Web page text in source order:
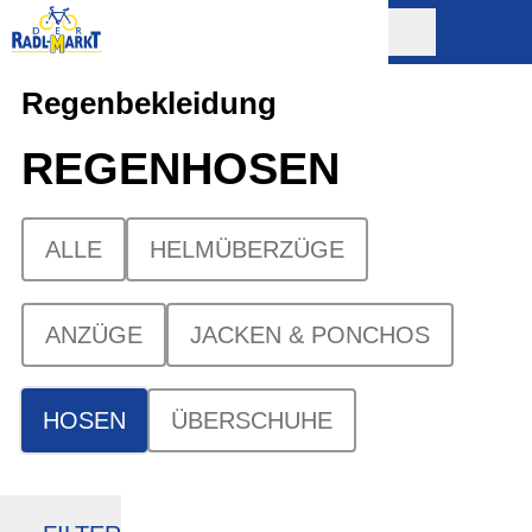
Regenbekleidung
REGENHOSEN
ALLE HELMÜBERZÜGE
ANZÜGE JACKEN & PONCHOS
HOSEN ÜBERSCHUHE